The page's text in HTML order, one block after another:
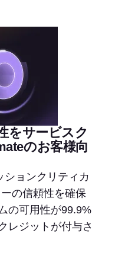
をサービスク
のお客様向
ションクリティカ
の信頼性を確保
の可用性が99.9%
レジットが付与さ